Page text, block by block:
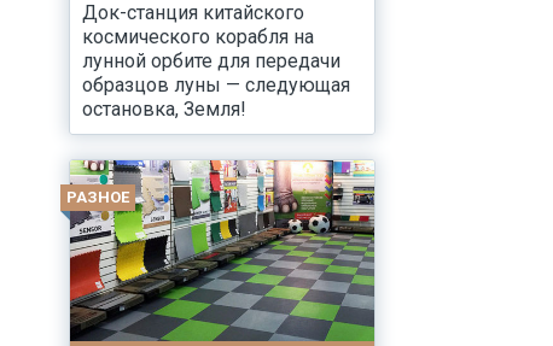
Док-станция китайского
космического корабля на
лунной орбите для передачи
образцов луны — следующая
остановка, Земля!
РАЗНОЕ